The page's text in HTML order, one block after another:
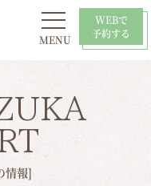
MENU
WEBで
予約する
情報]